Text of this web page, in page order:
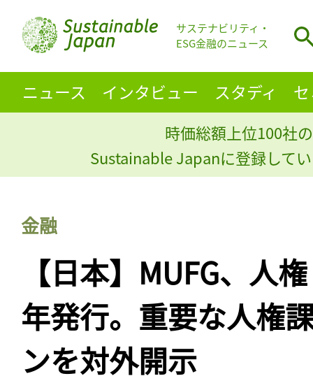
サステナビリティ・
ESG金融のニュース
ニュース インタビュー スタディ
時価総額上位100社
Sustainable Japanに登録して
金融
【日本】MUFG、人
年発行。重要な人権
ンを対外開示